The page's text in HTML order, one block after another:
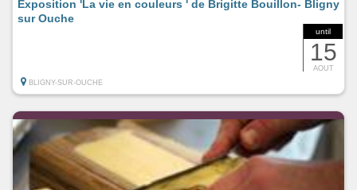
until
15
AOUT
Exposition 'La vie en couleurs ' de Brigitte Bouillon- Bligny
sur Ouche
BLIGNY-SUR-OUCHE